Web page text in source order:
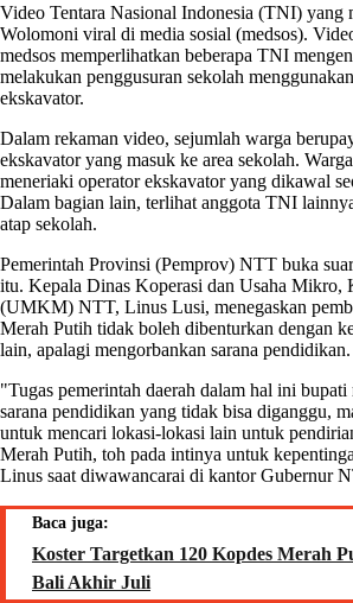
Video Tentara Nasional Indonesia (TNI) yang
Wolomoni viral di media sosial (medsos).
medsos memperlihatkan beberapa TNI
melakukan penggusuran sekolah
ekskavator.
Dalam rekaman video, sejumlah warga
ekskavator yang masuk ke area sekolah.
meneriaki operator ekskavator yang dikawal
Dalam bagian lain, terlihat anggota TNI
atap sekolah.
Pemerintah Provinsi (Pemprov) NTT buka
itu. Kepala Dinas Koperasi dan Usaha Mikro,
(UMKM) NTT, Linus Lusi, menegaskan
Merah Putih tidak boleh dibenturkan dengan
lain, apalagi mengorbankan sarana pendidikan.
"Tugas pemerintah daerah dalam hal ini
sarana pendidikan yang tidak bisa diganggu,
untuk mencari lokasi-lokasi lain untuk
Merah Putih, toh pada intinya untuk
Linus saat diwawancarai di kantor Gubernur
Baca juga:
Koster Targetkan 120 Kopdes Merah
Bali Akhir Juli